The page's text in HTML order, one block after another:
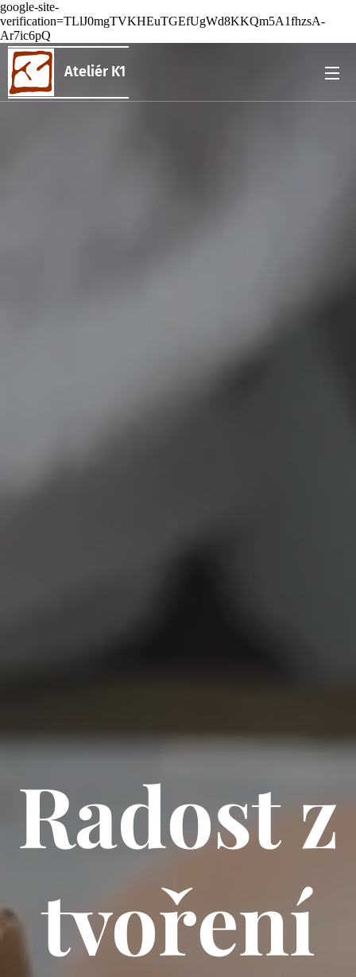
google-site-
verification=TLlJ0mgTVKHEuTGEfUgWd8KKQm5A1fhzsA-
Ar7ic6pQ
Ateliér K1
Radost z
tvoření